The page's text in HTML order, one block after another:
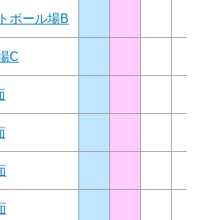
ボール場B
C